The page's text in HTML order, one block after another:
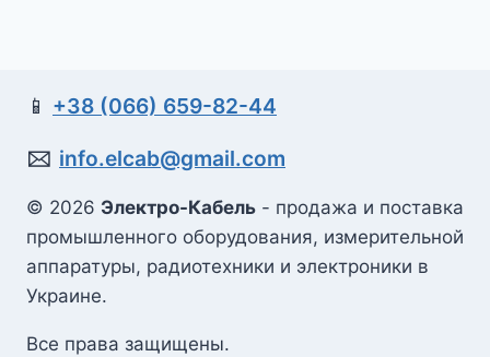
📱 +38 (066) 659-82-44
🖂 info.elcab@gmail.com
© 2026 Электро-Кабель - продажа и поставка
промышленного оборудования, измерительной
аппаратуры, радиотехники и электроники в
Украине.
Все права защищены.